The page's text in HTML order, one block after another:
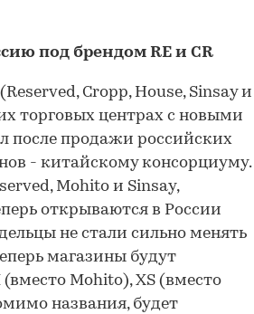
под брендом RE и CR
Cropp, House, Sinsay и
торговых центрах с новыми
после продажи российских
- китайскому консорциуму.
Mohito и Sinsay,
открываются в России
не стали сильно менять
магазины будут
Mohito), XS (вместо
названия, будет